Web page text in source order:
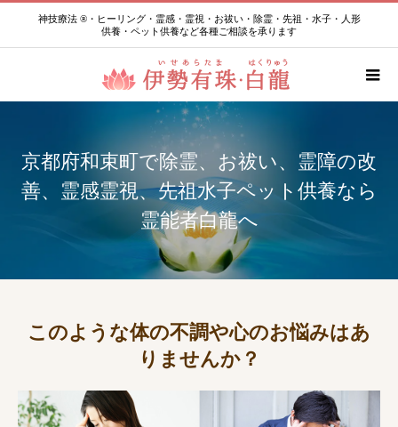
神技療法 ®・ヒーリング・霊感・霊視・お祓い・除霊・先祖・水子・人形
供養・ペット供養など各種ご相談を承ります
京都府和束町で除霊、お祓い、霊障の改
善、霊感霊視、先祖水子ペット供養なら
霊能者白龍へ
このような体の不調や心のお悩みはあ
りませんか？